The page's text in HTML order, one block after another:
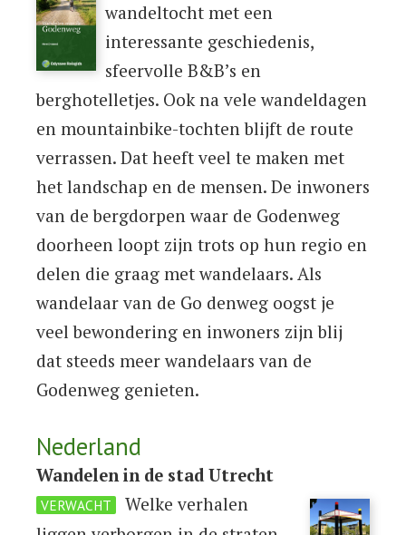
wandeltocht met een
interessante geschiedenis,
sfeervolle B&B’s en
berghotelletjes. Ook na vele wandeldagen
en mountainbike-tochten blijft de route
verrassen. Dat heeft veel te maken met
het landschap en de mensen. De inwoners
van de bergdorpen waar de Godenweg
doorheen loopt zijn trots op hun regio en
delen die graag met wandelaars. Als
wandelaar van de Go denweg oogst je
veel bewondering en inwoners zijn blij
dat steeds meer wandelaars van de
Godenweg genieten.
Nederland
Wandelen in de stad Utrecht
VERWACHT
Welke verhalen